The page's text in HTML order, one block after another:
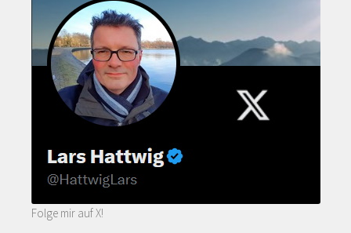
Folge mir auf X!